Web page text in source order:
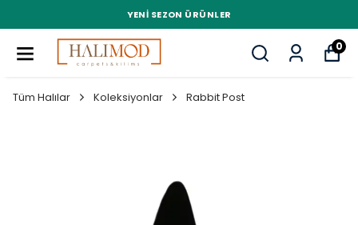
YENI SEZON ÜRÜNLER
0
Tüm Halılar Koleksiyonlar Rabbit Post